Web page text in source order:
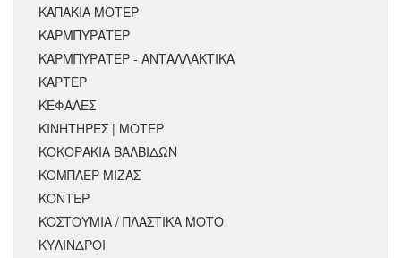
ΚΑΠΑΚΙΑ ΜΟΤΕΡ
ΚΑΡΜΠΥΡΑΤΕΡ
ΚΑΡΜΠΥΡΑΤΕΡ - ΑΝΤΑΛΛΑΚΤΙΚΑ
ΚΑΡΤΕΡ
ΚΕΦΑΛΕΣ
ΚΙΝΗΤΗΡΕΣ | ΜΟΤΕΡ
ΚΟΚΟΡΑΚΙΑ ΒΑΛΒΙΔΩΝ
ΚΟΜΠΛΕΡ ΜΙΖΑΣ
ΚΟΝΤΕΡ
ΚΟΣΤΟΥΜΙΑ / ΠΛΑΣΤΙΚΑ ΜΟΤΟ
ΚΥΛΙΝΔΡΟΙ